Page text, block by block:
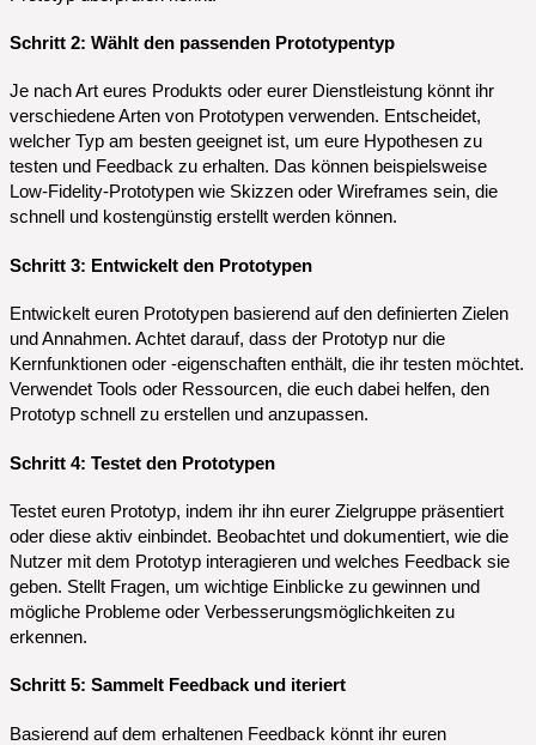
Schritt 2: Wählt den passenden Prototypentyp
Je nach Art eures Produkts oder eurer Dienstleistung könnt ihr
verschiedene Arten von Prototypen verwenden. Entscheidet,
welcher Typ am besten geeignet ist, um eure Hypothesen zu
testen und Feedback zu erhalten. Das können beispielsweise
Low-Fidelity-Prototypen wie Skizzen oder Wireframes sein, die
schnell und kostengünstig erstellt werden können.
Schritt 3: Entwickelt den Prototypen
Entwickelt euren Prototypen basierend auf den definierten Zielen
und Annahmen. Achtet darauf, dass der Prototyp nur die
Kernfunktionen oder -eigenschaften enthält, die ihr testen möchtet.
Verwendet Tools oder Ressourcen, die euch dabei helfen, den
Prototyp schnell zu erstellen und anzupassen.
Schritt 4: Testet den Prototypen
Testet euren Prototyp, indem ihr ihn eurer Zielgruppe präsentiert
oder diese aktiv einbindet. Beobachtet und dokumentiert, wie die
Nutzer mit dem Prototyp interagieren und welches Feedback sie
geben. Stellt Fragen, um wichtige Einblicke zu gewinnen und
mögliche Probleme oder Verbesserungsmöglichkeiten zu
erkennen.
Schritt 5: Sammelt Feedback und iteriert
Basierend auf dem erhaltenen Feedback könnt ihr euren